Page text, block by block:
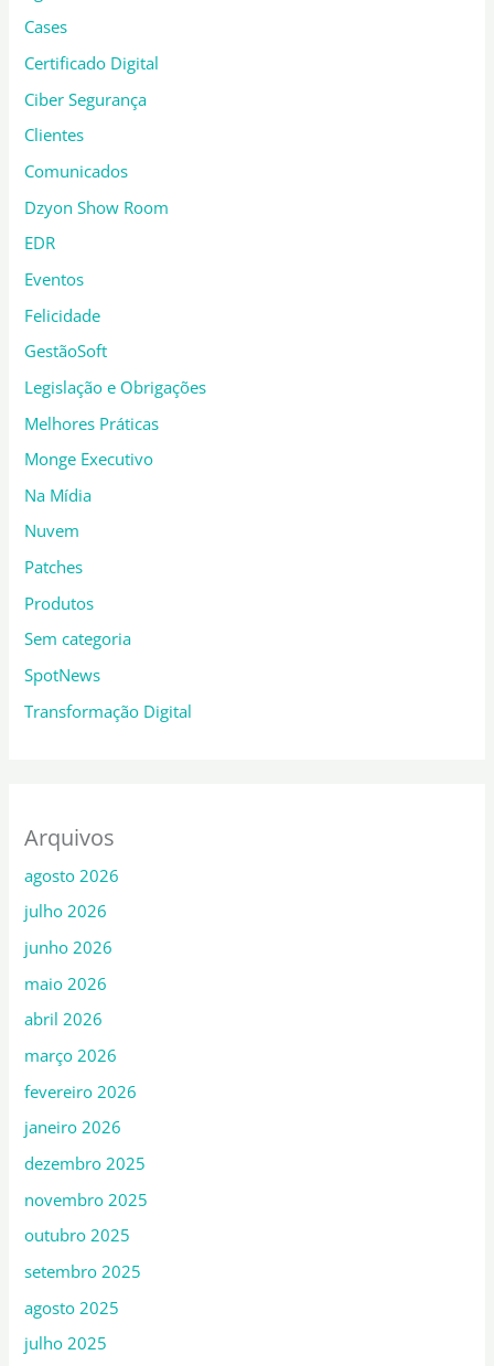
Cases
Certificado Digital
Ciber Segurança
Clientes
Comunicados
Dzyon Show Room
EDR
Eventos
Felicidade
GestãoSoft
Legislação e Obrigações
Melhores Práticas
Monge Executivo
Na Mídia
Nuvem
Patches
Produtos
Sem categoria
SpotNews
Transformação Digital
Arquivos
agosto 2026
julho 2026
junho 2026
maio 2026
abril 2026
março 2026
fevereiro 2026
janeiro 2026
dezembro 2025
novembro 2025
outubro 2025
setembro 2025
agosto 2025
julho 2025